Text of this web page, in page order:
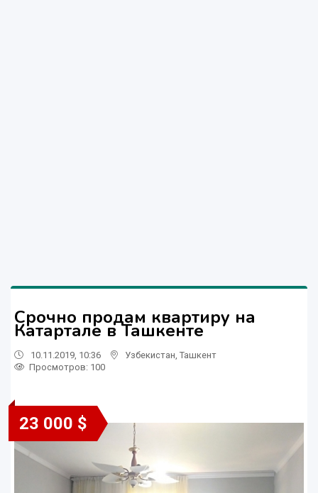
Срочно продам квартиру на
Катартале в Ташкенте
10.11.2019, 10:36 Узбекистан Ташкент
Просмотров: 100
23 000 $